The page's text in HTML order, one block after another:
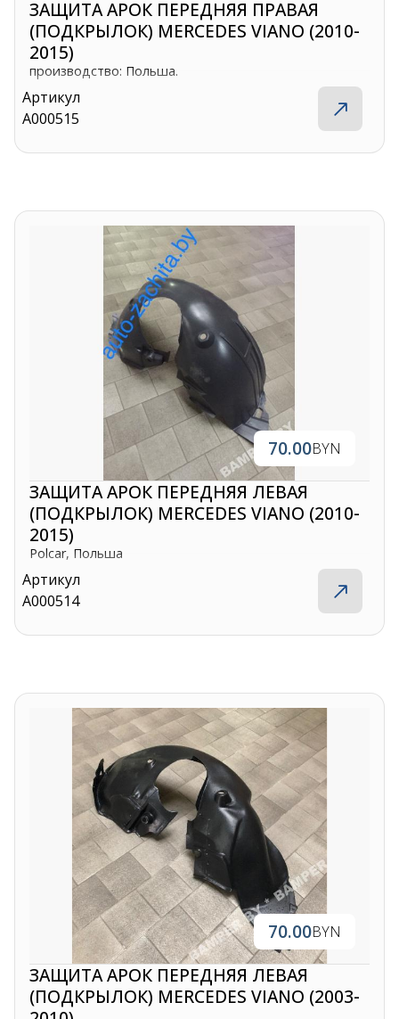
ЗАЩИТА АРОК ПЕРЕДНЯЯ ПРАВАЯ
(ПОДКРЫЛОК) MERCEDES VIANO (2010-
2015)
производство: Польша.
Артикул
A000515
70.00BYN
ЗАЩИТА АРОК ПЕРЕДНЯЯ ЛЕВАЯ
(ПОДКРЫЛОК) MERCEDES VIANO (2010-
2015)
Polcar, Польша
Артикул
A000514
70.00BYN
ЗАЩИТА АРОК ПЕРЕДНЯЯ ЛЕВАЯ
(ПОДКРЫЛОК) MERCEDES VIANO (2003-
Viber
shupik21@bk.ru